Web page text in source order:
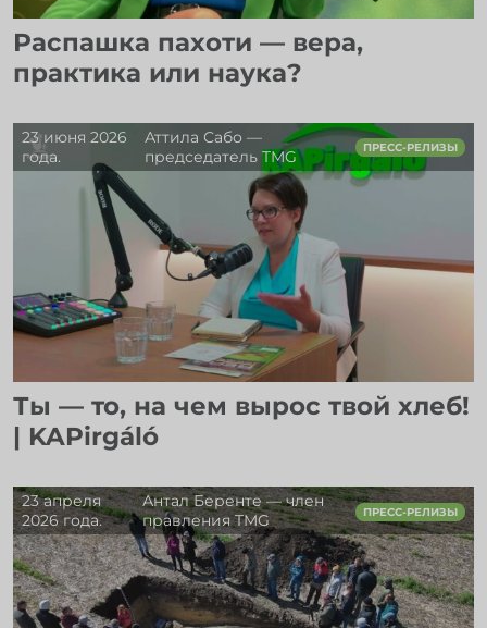
Распашка пахоти — вера,
практика или наука?
23 июня 2026
года.
Аттила Сабо —
председатель TMG
ПРЕСС-РЕЛИЗЫ
Ты — то, на чем вырос твой хлеб!
| KAPirgáló
23 апреля
2026 года.
Антал Беренте — член
правления TMG
ПРЕСС-РЕЛИЗЫ